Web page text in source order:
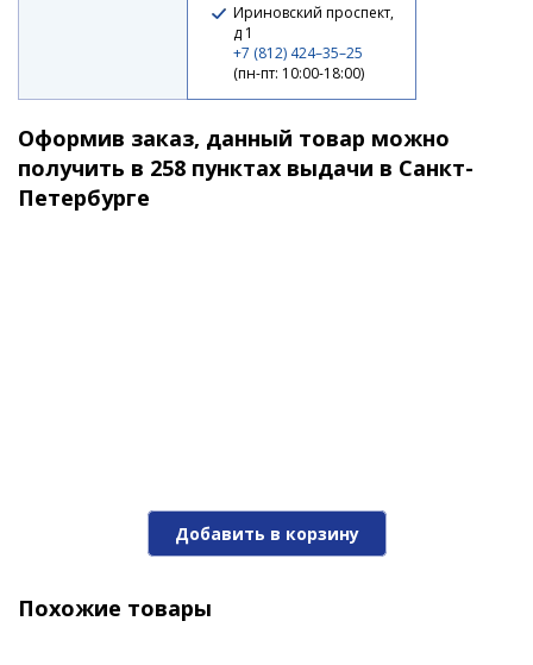
Ириновский проспект,
д 1
+7 (812) 424–35–25
(пн-пт: 10:00-18:00)
Оформив заказ, данный товар можно
получить в 258 пунктах выдачи в Санкт-
Петербурге
Добавить в корзину
Похожие товары